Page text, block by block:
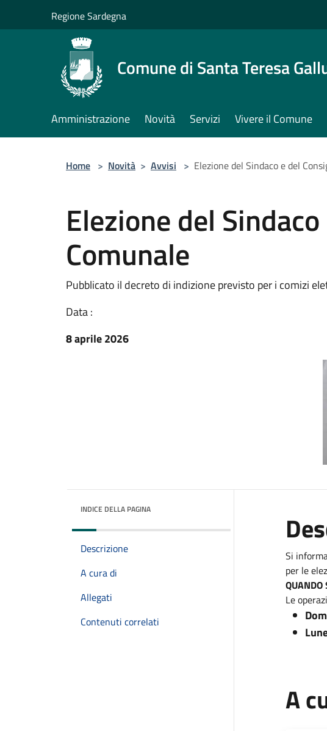
Regione Sardegna
Comune di Santa Teresa
Amministrazione Novità Servizi Vivere il Comune
Home > Novità > Avvisi > Elezione del Sindaco e del
Elezione del
Comunale
Pubblicato il decreto di indizione previsto per i comizi
Data :
8 aprile 2026
INDICE DELLA PAGINA
Descrizione
A cura di
Allegati
Contenuti correlati
Si
per le
QUANDO
Le
A